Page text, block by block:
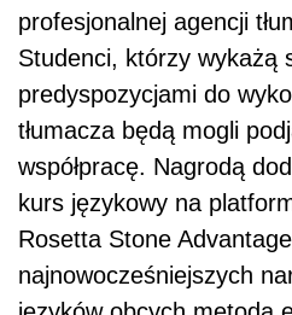
profesjonalnej agencji
Studenci, którzy wykażą
predyspozycjami do
tłumacza będą mogli
współpracę. Nagrodą
kurs językowy na
Rosetta Stone
najnowocześniejszych